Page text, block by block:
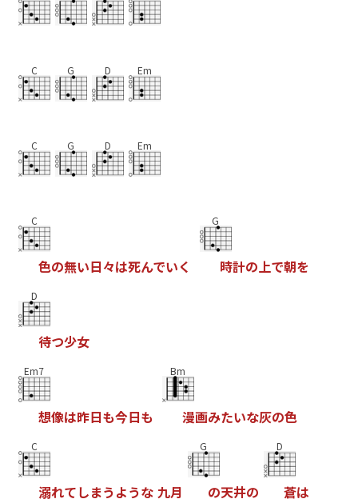
C G D Em
C G D Em
C
色の無い日々は死んでいく
G
時計の上で朝を
D
待つ少女
Em7
想像は昨日も今日も
Bm
漫画みたいな灰の色
C
溺れてしまう ような 九月
G
の天井の
D
蒼は